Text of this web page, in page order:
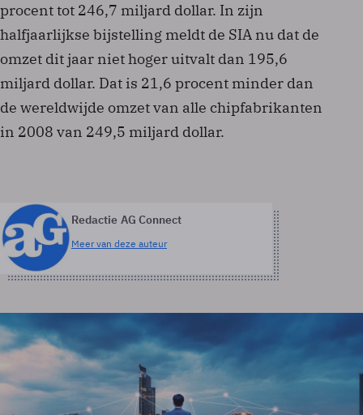
procent tot 246,7 miljard dollar. In zijn
halfjaarlijkse bijstelling meldt de SIA nu dat de
omzet dit jaar niet hoger uitvalt dan 195,6
miljard dollar. Dat is 21,6 procent minder dan
de wereldwijde omzet van alle chipfabrikanten
in 2008 van 249,5 miljard dollar.
Redactie AG Connect
Meer van deze auteur